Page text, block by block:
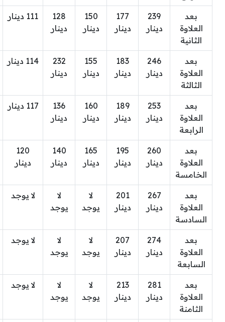
بعد
العلاوة
الثانية
239
دينار
177
دينار
150
دينار
128
دينار
111 دينار
بعد
العلاوة
الثالثة
246
دينار
183
دينار
155
دينار
232
دينار
114 دينار
بعد
العلاوة
الرابعة
253
دينار
189
دينار
160
دينار
136
دينار
117 دينار
بعد
العلاوة
الخامسة
260
دينار
195
دينار
165
دينار
140
دينار
120
دينار
بعد
العلاوة
السادسة
267
دينار
201
دينار
لا
يوجد
لا
يوجد
لا يوجد
بعد
العلاوة
السابعة
274
دينار
207
دينار
لا
يوجد
لا
يوجد
لا يوجد
بعد
العلاوة
الثامنة
281
دينار
213
دينار
لا
يوجد
لا
يوجد
لا يوجد